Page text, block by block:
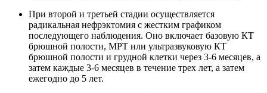
При второй и третьей стадии осуществляется
радикальная нефрэктомия с жестким графиком
последующего наблюдения. Оно включает базовую КТ
брюшной полости, МРТ или ультразвуковую КТ
брюшной полости и грудной клетки через 3-6 месяцев, а
затем каждые 3-6 месяцев в течение трех лет, а затем
ежегодно до 5 лет.